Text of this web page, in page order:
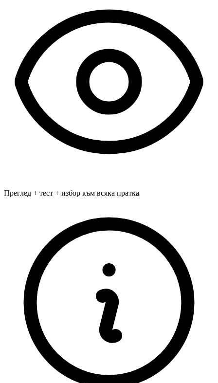
Преглед + тест + избор към всяка пратка